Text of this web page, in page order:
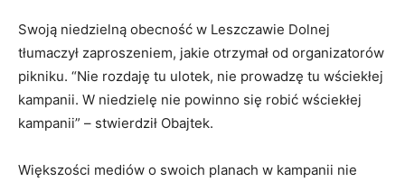
Swoją niedzielną obecność w Leszczawie Dolnej
tłumaczył zaproszeniem, jakie otrzymał od organizatorów
pikniku. “Nie rozdaję tu ulotek, nie prowadzę tu wściekłej
kampanii. W niedzielę nie powinno się robić wściekłej
kampanii” – stwierdził Obajtek.
Większości mediów o swoich planach w kampanii nie